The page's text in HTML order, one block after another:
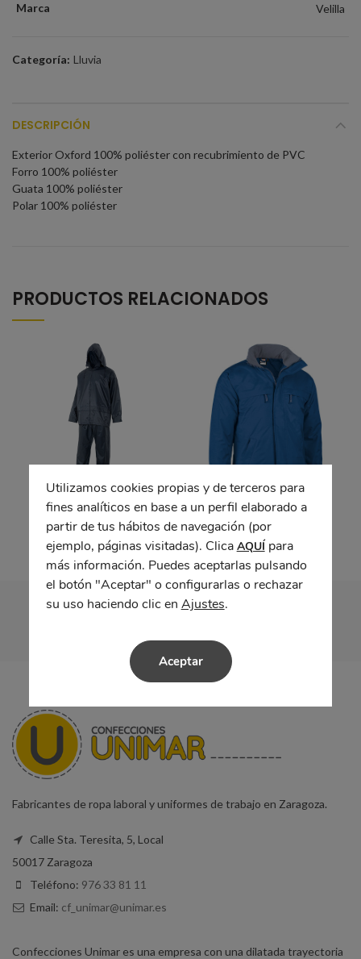
Marca Velilla
Categoría: Lluvia
DESCRIPCIÓN
Exterior Oxford 100% poliéster con recubrimiento de PVC
Forro 100% poliéster
Guata 100% poliéster
Polar 100% poliéster
PRODUCTOS RELACIONADOS
Traje oculta Parka BOREAL
Fabricantes de ropa laboral y uniformes de trabajo en Zaragoza.
Calle Sta. Teresita, 5, Local
50017 Zaragoza
Teléfono: 976 33 81 11
Email: cf_unimar@unimar.es
Confecciones Unimar es una empresa con una dilatada trayectoria
Utilizamos cookies propias y de terceros para
fines analíticos en base a un perfil elaborado a
partir de tus hábitos de navegación (por
ejemplo, páginas visitadas). Clica AQUÍpara
más información. Puedes aceptarlas pulsando
el botón "Aceptar" o configurarlas o rechazar
su uso haciendo clic en Ajustes.
Aceptar